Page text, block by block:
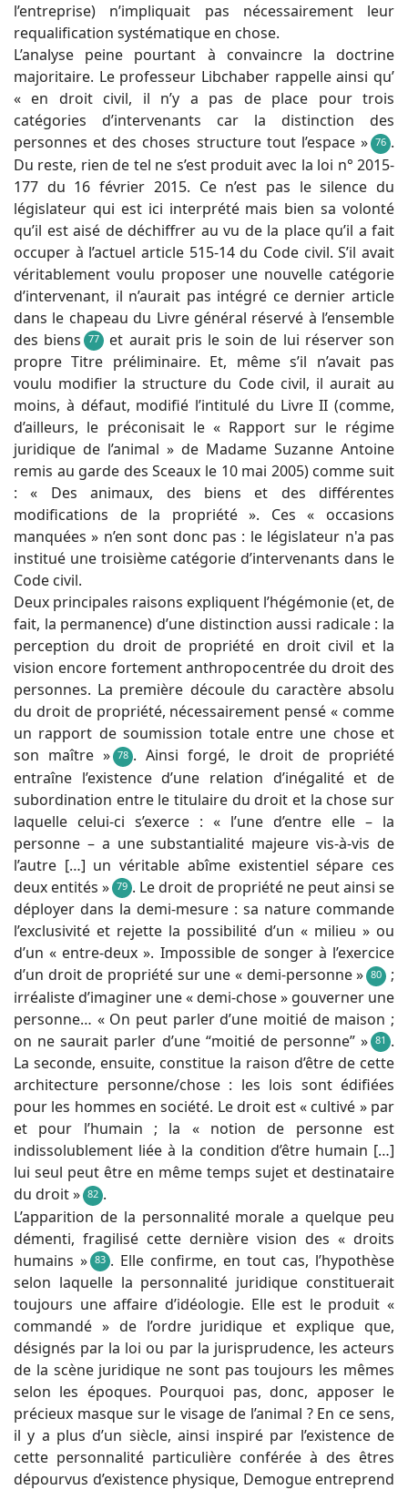
l’entreprise) n’impliquait pas nécessairement leur
requalification systématique en chose.
L’analyse peine pourtant à convaincre la doctrine
majoritaire. Le professeur Libchaber rappelle ainsi qu’
« en droit civil, il n’y a pas de place pour trois
catégories d’intervenants car la distinction des
personnes et des choses structure tout l’espace » 76 .
Du reste, rien de tel ne s’est produit avec la loi n° 2015-
177 du 16 février 2015. Ce n’est pas le silence du
législateur qui est ici interprété mais bien sa volonté
qu’il est aisé de déchiffrer au vu de la place qu’il a fait
occuper à l’actuel article 515-14 du Code civil. S’il avait
véritablement voulu proposer une nouvelle catégorie
d’intervenant, il n’aurait pas intégré ce dernier article
dans le chapeau du Livre général réservé à l’ensemble
des biens
77
et aurait pris le soin de lui réserver son
propre Titre préliminaire. Et, même s’il n’avait pas
voulu modifier la structure du Code civil, il aurait au
moins, à défaut, modifié l’intitulé du Livre II (comme,
d’ailleurs, le préconisait le « Rapport sur le régime
juridique de l’animal » de Madame Suzanne Antoine
remis au garde des Sceaux le 10 mai 2005) comme suit
: « Des animaux, des biens et des différentes
modifications de la propriété ». Ces « occasions
manquées » n’en sont donc pas : le législateur n'a pas
institué une troisième catégorie d’intervenants dans le
Code civil.
Deux principales raisons expliquent l’hégémonie (et, de
fait, la permanence) d’une distinction aussi radicale : la
perception du droit de propriété en droit civil et la
vision encore fortement anthropocentrée du droit des
personnes. La première découle du caractère absolu
du droit de propriété, nécessairement pensé « comme
un rapport de soumission totale entre une chose et
son maître » 78 . Ainsi forgé, le droit de propriété
entraîne l’existence d’une relation d’inégalité et de
subordination entre le titulaire du droit et la chose sur
laquelle celui-ci s’exerce : « l’une d’entre elle – la
personne – a une substantialité majeure vis-à-vis de
l’autre […] un véritable abîme existentiel sépare ces
deux entités » 79 . Le droit de propriété ne peut ainsi se
déployer dans la demi-mesure : sa nature commande
l’exclusivité et rejette la possibilité d’un « milieu » ou
d’un « entre-deux ». Impossible de songer à l’exercice
d’un droit de propriété sur une « demi-personne » 80
;
irréaliste d’imaginer une « demi-chose » gouverner une
personne… « On peut parler d’une moitié de maison ;
on ne saurait parler d’une “moitié de personne” » 81 .
La seconde, ensuite, constitue la raison d’être de cette
architecture personne/chose : les lois sont édifiées
pour les hommes en société. Le droit est « cultivé » par
et pour l’humain ; la « notion de personne est
indissolublement liée à la condition d’être humain […]
lui seul peut être en même temps sujet et destinataire
du droit » 82 .
L’apparition de la personnalité morale a quelque peu
démenti, fragilisé cette dernière vision des « droits
humains » 83 . Elle confirme, en tout cas, l’hypothèse
selon laquelle la personnalité juridique constituerait
toujours une affaire d’idéologie. Elle est le produit «
commandé » de l’ordre juridique et explique que,
désignés par la loi ou par la jurisprudence, les acteurs
de la scène juridique ne sont pas toujours les mêmes
selon les époques. Pourquoi pas, donc, apposer le
précieux masque sur le visage de l’animal ? En ce sens,
il y a plus d’un siècle, ainsi inspiré par l’existence de
cette personnalité particulière conférée à des êtres
dépourvus d’existence physique, Demogue entreprend